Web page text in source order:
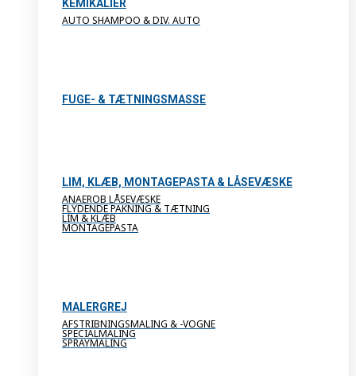
KEMIKALIER
AUTO SHAMPOO & DIV. AUTO
FUGE- & TÆTNINGSMASSE
LIM, KLÆB, MONTAGEPASTA & LÅSEVÆSKE
ANAEROB LÅSEVÆSKE
FLYDENDE PAKNING & TÆTNING
LIM & KLÆB
MONTAGEPASTA
MALERGREJ
AFSTRIBNINGSMALING & -VOGNE
SPECIALMALING
SPRAYMALING